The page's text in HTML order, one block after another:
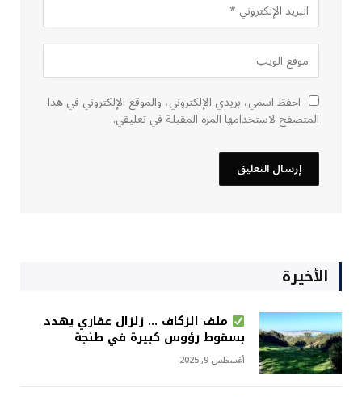
احفظ اسمي، بريدي الإلكتروني، والموقع الإلكتروني في هذا
المتصفح لاستخدامها المرة المقبلة في تعليقي.
الأخيرة
ملف الزكاف … زلزال عقاري يهدد
بسقوط رؤوس كبيرة في طنجة
أغسطس 9, 2025